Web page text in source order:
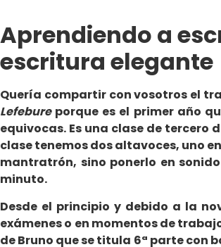
Aprendiendo a
escritura elegante
Quería compartir con vosotros el
Lefebureporque es el primer año
equivocas. Es una clase de tercero
clase tenemos dos altavoces, uno
mantratrón, sino ponerlo en
minuto.
Desde el principio y debido a la
exámenes o en momentos de
de Bruno que se titula 6ª parte con